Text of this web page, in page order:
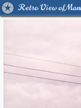
Retro View of